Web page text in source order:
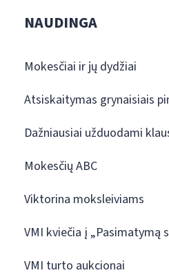
NAUDINGA
Mokesčiai ir jų dydžiai
Atsiskaitymas grynaisiais
Dažniausiai užduodami
Mokesčių ABC
Viktorina moksleiviams
VMI kviečia į „Pasimatymą
VMI turto aukcionai